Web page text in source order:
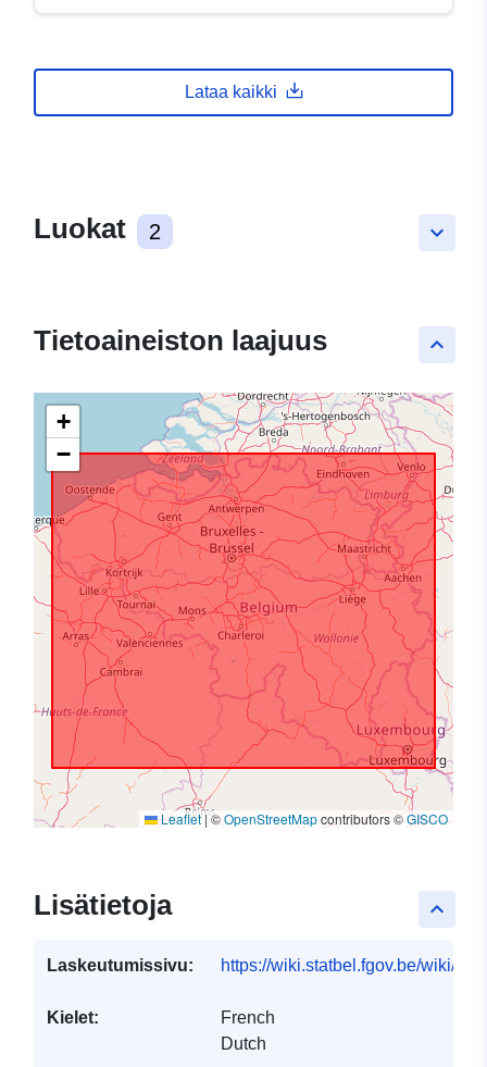
Lataa kaikki
keyboard_arrow_down
Luokat 2
keyboard_arrow_up
Tietoaineiston laajuus
+
−
Leaflet|©OpenStreetMapcontributors ©GISCO
keyboard_arrow_up
Lisätietoja
Laskeutumissivu: https://wiki.statbel.fgov.be/wiki/
Kielet:
French
Dutch